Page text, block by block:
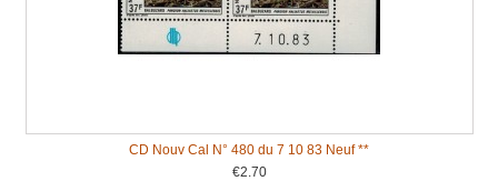
CD Nouv Cal N° 480 du 7 10 83 Neuf **
€2.70